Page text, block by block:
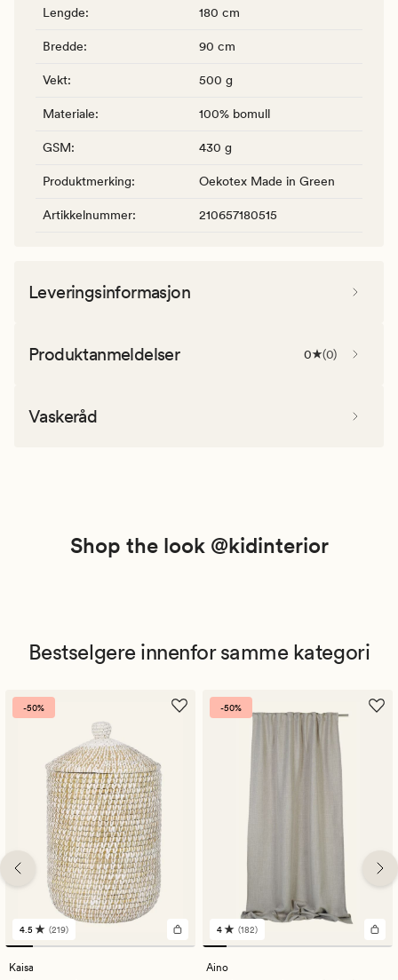
Lengde: 180 cm
Bredde: 90 cm
Vekt: 500 g
Materiale: 100% bomull
GSM: 430 g
Produktmerking: Oekotex Made in Green
Artikkelnummer: 210657180515
Leveringsinformasjon
Produktanmeldelser 0 (0)
Vaskeråd
Shop the look @kidinterior
Bestselgere innenfor samme kategori
-50%
219
anmeldelser
med
4.5 (219)
Kaisa
-50%
182
anmeldelser
med
4 (182)
Aino